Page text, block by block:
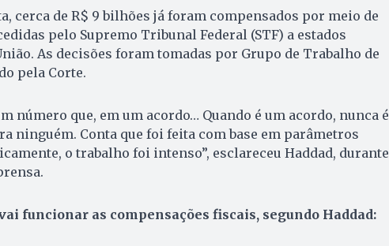
cerca de R$ 9 bilhões já foram compensados por meio de
pelo Supremo Tribunal Federal (STF) a estados
As decisões foram tomadas por Grupo de Trabalho de
pela Corte.
número que, em um acordo… Quando é um acordo, nunca é
ninguém. Conta que foi feita com base em parâmetros
o trabalho foi intenso”, esclareceu Haddad, durante
funcionar as compensações fiscais, segundo Haddad: